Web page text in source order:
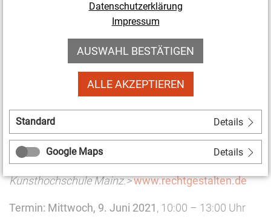
Sozialwissenschaftler, Berater und Referent aus
Mainz und beantwortet seit vielen Jahren
Rechtsfragen zu praxisrelevanten Themen der
(Neuen) Medien sowie der Bereiche Kunst, Kultur,
Design. Zudem ist er Mitglied des Instituts für Kunst
und Recht IFKUR e.V., der Deutschen Gesellschaft für
Ästhetik e.V. sowie Gründungsmitglied und derzeit
Vorsitzender Vorstand der Freunde der
Kunsthochschule Mainz.>www.rechtgestalten.de
Termin: Mittwoch, 9. Juni 2021, 10:00 – 13:00 Uhr
Datenschutzerklärung
Impressum
AUSWAHL BESTÄTIGEN
ALLE AKZEPTIEREN
Standard Details
Google Maps Details